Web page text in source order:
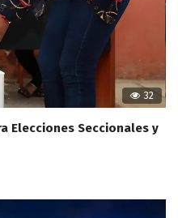
32
Elecciones Seccionales y